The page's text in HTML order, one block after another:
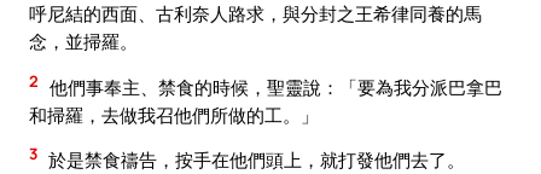
呼尼結的西面、古利奈人路求，與分封之王希律同養的馬
念，並掃羅。
2 他們事奉主、禁食的時候，聖靈說：「要為我分派巴拿巴
和掃羅，去做我召他們所做的工。」
3 於是禁食禱告，按手在他們頭上，就打發他們去了。